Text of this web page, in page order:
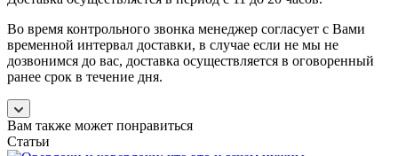
Во время контрольного звонка менеджер согласует с Вами
временной интервал доставки, в случае если не мы не
дозвонимся до вас, доставка осуществляется в оговоренный
ранее срок в течение дня.
Вам также может понравиться
Статьи